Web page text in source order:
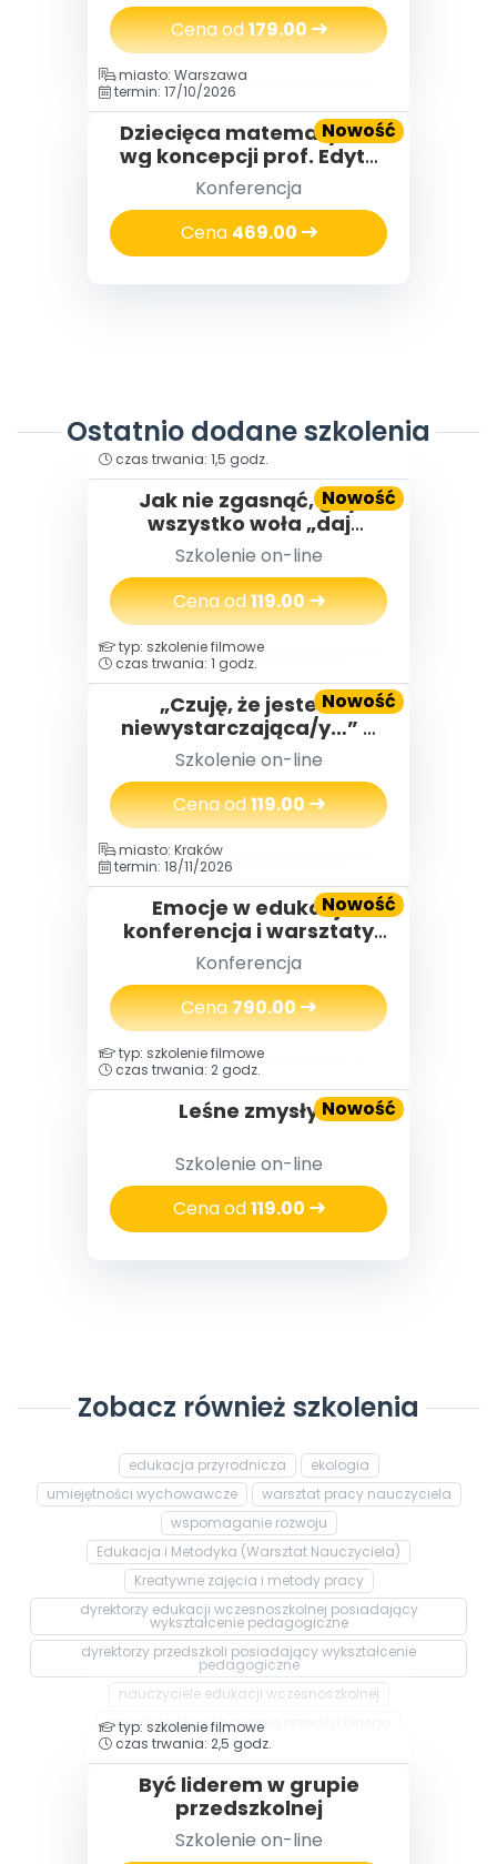
Cena od179.00
Nowość
miasto: Warszawa
termin: 17/10/2026
Dziecięca matematyka®
wg koncepcji prof. Edyty
Gruszczyk-Kolczyńskiej
Konferencja
Cena 469.00
Ostatnio dodane szkolenia
Nowość
typ: szkolenie filmowe
czas trwania: 1,5 godz.
Jak nie zgasnąć, gdy
wszystko woła „daj
więcej” – o wypaleniu
zawodowym
nauczycielek i nauczycieli,
którzy za długo byli silni
Szkolenie on-line
Cena od119.00
Nowość
typ: szkolenie filmowe
czas trwania: 1 godz.
„Czuję, że jestem
niewystarczająca/y…” –
jak budować poczucie
własnej wartości.
Szkolenie on-line
Cena od119.00
Nowość
miasto: Kraków
termin: 18/11/2026
Emocje w edukacji
konferencja i warsztaty
(2 dni) 18-19.11.2026
Konferencja
Cena790.00
Nowość
typ: szkolenie filmowe
czas trwania: 2 godz.
Leśne zmysły
Szkolenie on-line
Cena od119.00
Zobacz również szkolenia
edukacja przyrodnicza
ekologia
umiejętności wychowawcze
warsztat pracy nauczyciela
wspomaganie rozwoju
Edukacja i Metodyka (Warsztat Nauczyciela)
Kreatywne zajęcia i metody pracy
dyrektorzy edukacji wczesnoszkolnej posiadający
wykształcenie pedagogiczne
dyrektorzy przedszkoli posiadający wykształcenie
pedagogiczne
nauczyciele edukacji wczesnoszkolnej
nauczyciele wychowania przedszkolnego
typ: szkolenie filmowe
czas trwania: 2,5 godz.
Być liderem w grupie
przedszkolnej
Szkolenie on-line